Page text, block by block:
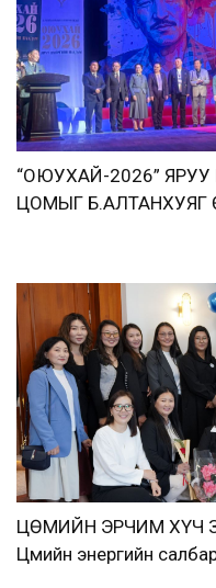
“ОЮУХАЙ-2026”
ЦОМЫГ Б.АЛТАНХУЯГ
ЦӨМИЙН ЭРЧИМ ХҮЧ
Цөмийн энергийн